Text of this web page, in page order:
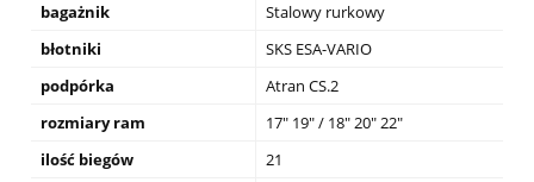
bagażnik
Stalowy rurkowy
błotniki
SKS ESA-VARIO
podpórka
Atran CS.2
rozmiary ram
17" 19" / 18" 20" 22"
ilość biegów
21